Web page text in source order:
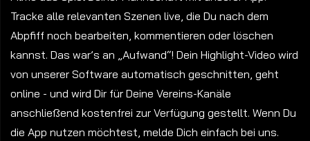
Tracke alle relevanten Szenen live, die Du nach dem
Abpfiff noch bearbeiten, kommentieren oder löschen
kannst. Das war’s an „Aufwand“! Dein Highlight-Video wird
von unserer Software automatisch geschnitten, geht
online - und wird Dir für Deine Vereins-Kanäle
anschließend kostenfrei zur Verfügung gestellt. Wenn Du
die App nutzen möchtest, melde Dich einfach bei uns.